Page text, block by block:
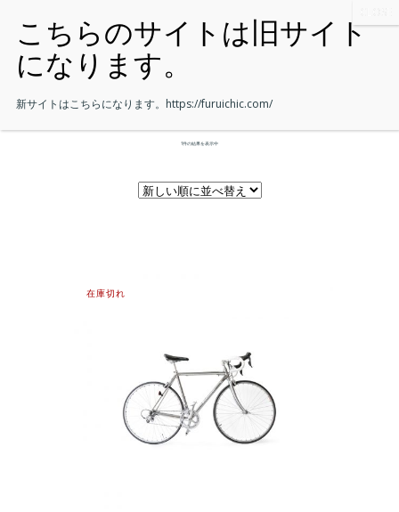
1件の結果を表示中
在庫切れ
新サイトはこちらになります。 https://furuichic.com/